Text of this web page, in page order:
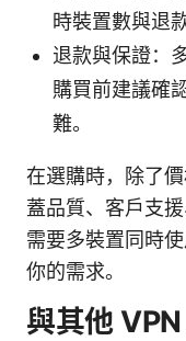
時裝置數與退
退款與保證：
購買前建議確
難。
在選購時，除了
蓋品質、客戶支
需要多裝置同時
你的需求。
與其他